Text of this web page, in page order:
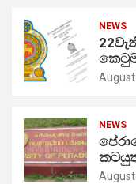
NEWS
August
NEWS
August